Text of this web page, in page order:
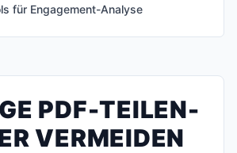
für Engagement-Analyse
PDF-TEILEN-
VERMEIDEN